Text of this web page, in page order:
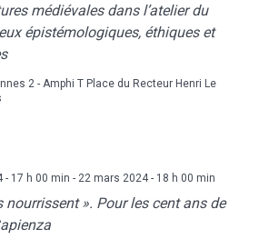
médiévales dans l’atelier du
épistémologiques, éthiques et
2 - Amphi T Place du Recteur Henri Le
- 17 h 00 min - 22 mars 2024 - 18 h 00 min
nourrissent ». Pour les cent ans de